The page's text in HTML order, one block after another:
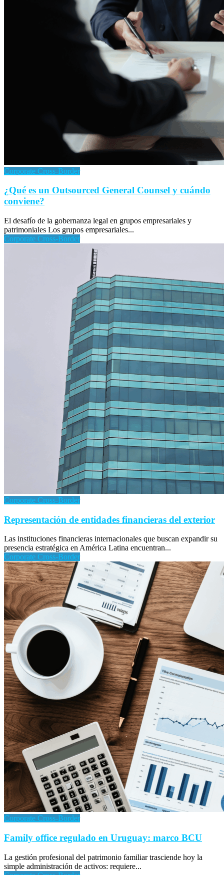
Corporate Cross-Border
¿Qué es un Outsourced General Counsel y cuándo
conviene?
El desafío de la gobernanza legal en grupos empresariales y
patrimoniales Los grupos empresariales...
Corporate Cross-Border
Corporate Cross-Border
Representación de entidades financieras del exterior
Las instituciones financieras internacionales que buscan expandir su
presencia estratégica en América Latina encuentran...
Corporate Cross-Border
Corporate Cross-Border
Family office regulado en Uruguay: marco BCU
La gestión profesional del patrimonio familiar trasciende hoy la
simple administración de activos: requiere...